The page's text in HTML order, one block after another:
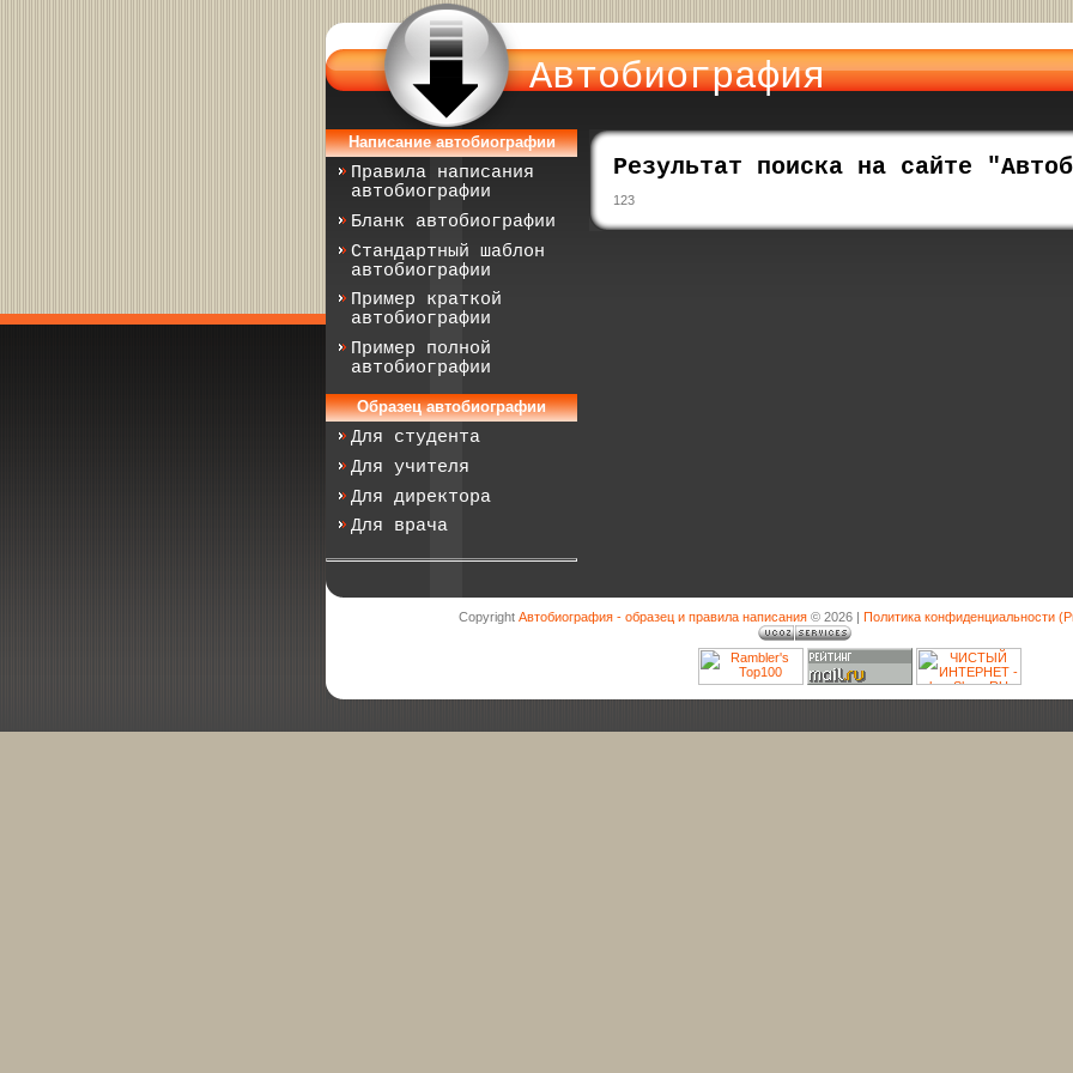
Автобиография
Результат поиска на сайте
123
Написание автобиографии
Правила написания
автобиографии
Бланк автобиографии
Стандартный шаблон
автобиографии
Пример краткой
автобиографии
Пример полной
автобиографии
Образец автобиографии
Для студента
Для учителя
Для директора
Для врача
Copyright Автобиография - образец и правила написания © 2026 | Политика конфиденциальности